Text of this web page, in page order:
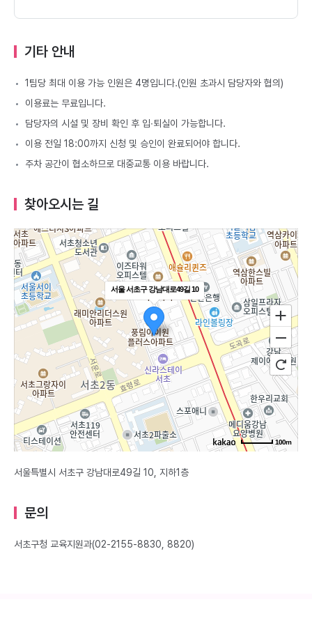
기타 안내
1팀당 최대 이용 가능 인원은 4명입니다.(인원 초과시 담당자와 협의)
이용료는 무료입니다.
담당자의 시설 및 장비 확인 후 입∙퇴실이 가능합니다.
이용 전일 18:00까지 신청 및 승인이 완료되어야 합니다.
주차 공간이 협소하므로 대중교통 이용 바랍니다.
찾아오시는 길
서울 서초구 강남대로49길 10
100m
서울특별시 서초구 강남대로49길 10, 지하1층
문의
서초구청 교육지원과(02-2155-8830, 8820)